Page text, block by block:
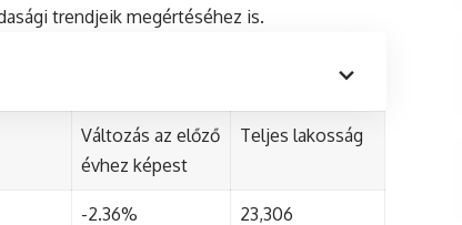
trendjeik megértéséhez is.
Változás az előző
évhez képest
Teljes lakosság
-2.36% 23,306